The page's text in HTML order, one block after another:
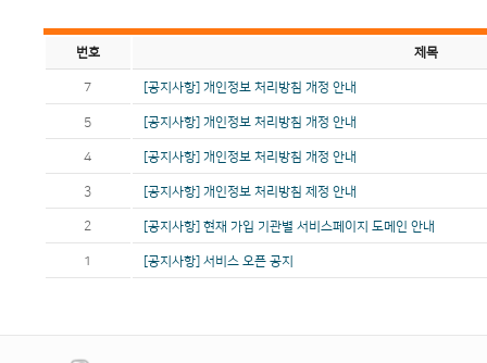
번호 제목
7 [공지사항] 개인정보 처리방침 개정 안내
5 [공지사항] 개인정보 처리방침 개정 안내
4 [공지사항] 개인정보 처리방침 개정 안내
3 [공지사항] 개인정보 처리방침 제정 안내
2 [공지사항] 현재 가입 기관별 서비스페이지 도메인 안내
1 [공지사항] 서비스 오픈 공지